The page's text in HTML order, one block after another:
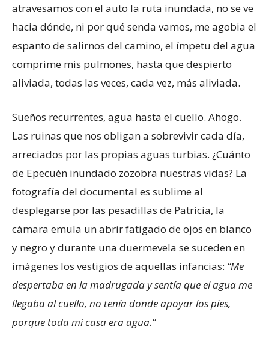
atravesamos con el auto la ruta inundada, no se ve
hacia dónde, ni por qué senda vamos, me agobia el
espanto de salirnos del camino, el ímpetu del agua
comprime mis pulmones, hasta que despierto
aliviada, todas las veces, cada vez, más aliviada.
Sueños recurrentes, agua hasta el cuello. Ahogo.
Las ruinas que nos obligan a sobrevivir cada día,
arreciados por las propias aguas turbias. ¿Cuánto
de Epecuén inundado zozobra nuestras vidas? La
fotografía del documental es sublime al
desplegarse por las pesadillas de Patricia, la
cámara emula un abrir fatigado de ojos en blanco
y negro y durante una duermevela se suceden en
imágenes los vestigios de aquellas infancias: “Me
despertaba en la madrugada y sentía que el agua me
llegaba al cuello, no tenía donde apoyar los pies,
porque toda mi casa era agua.”